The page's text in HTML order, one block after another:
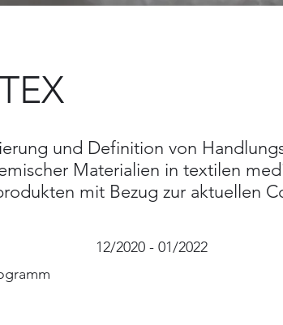
und Definition von
Materialien in textilen
mit Bezug zur aktuellen
12/2020 - 01/2022